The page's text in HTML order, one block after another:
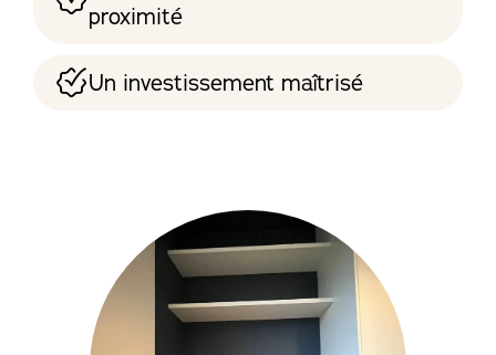
proximité
Un investissement maîtrisé